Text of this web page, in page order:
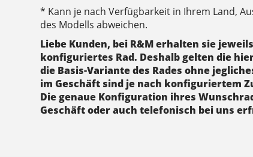
* Kann je nach Verfügbarkeit in Ihrem Land,
des Modells abweichen.
Liebe Kunden, bei R&M erhalten sie
konfiguriertes Rad. Deshalb gelten die
die Basis-Variante des Rades ohne
im Geschäft sind je nach konfiguriertem
Die genaue Konfiguration ihres
Geschäft oder auch telefonisch bei uns